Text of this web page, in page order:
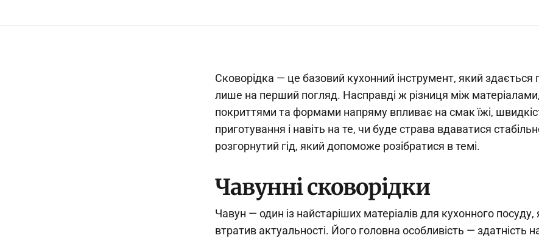
Сковорідка — це базовий кухонний інструмент, який здається
лише на перший погляд. Насправді ж різниця між матеріалами,
покриттями та формами напряму впливає на смак їжі,
приготування і навіть на те, чи буде страва вдаватися
розгорнутий гід, який допоможе розібратися в темі.
Чавунні сковорідки
Чавун — один із найстаріших матеріалів для кухонного посуду,
втратив актуальності. Його головна особливість — здатність